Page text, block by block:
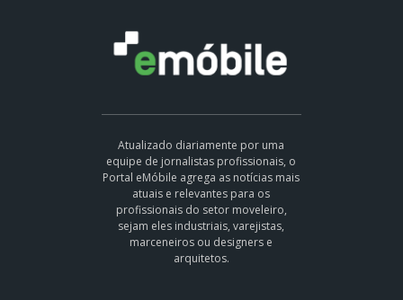
Atualizado diariamente por uma
equipe de jornalistas profissionais, o
Portal eMóbile agrega as notícias mais
atuais e relevantes para os
profissionais do setor moveleiro,
sejam eles industriais, varejistas,
marceneiros ou designers e
arquitetos.